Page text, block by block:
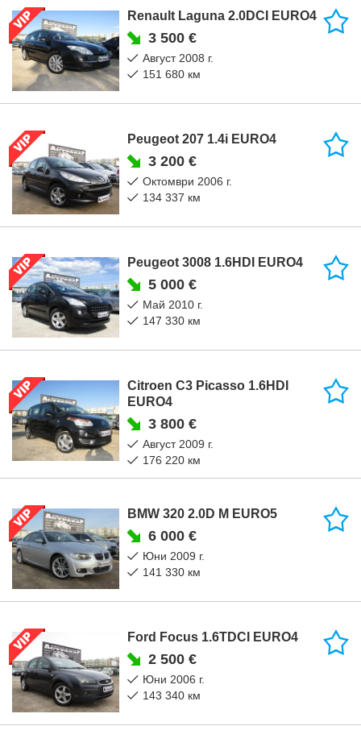
Renault Laguna 2.0DCI EURO4
3 500 €
август 2008 г.
151 680 км
Peugeot 207 1.4i EURO4
3 200 €
октомври 2006 г.
134 337 км
Peugeot 3008 1.6HDI EURO4
5 000 €
май 2010 г.
147 330 км
Citroen C3 Picasso 1.6HDI
EURO4
3 800 €
август 2009 г.
176 220 км
BMW 320 2.0D M EURO5
6 000 €
юни 2009 г.
141 330 км
Ford Focus 1.6TDCI EURO4
2 500 €
юни 2006 г.
143 340 км